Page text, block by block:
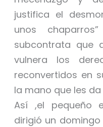
justifica el
unos
subcontrata que
vulnera los
reconvertidos en
la mano que les
Así ,el pequeño
dirigió un